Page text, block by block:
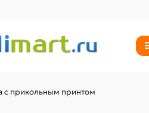
с прикольным принтом